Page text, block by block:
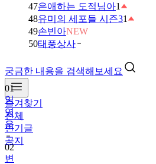
47은애하는 도적님아1
48유미의 세포들 시즌31
49손빈아NEW
50태풍상사
궁금한 내용을 검색해보세요
즐겨찾기
전체
인기글
공지
01
임
영
웅
02
변